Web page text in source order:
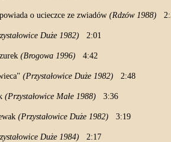
o ucieczce ze zwiadów (Rdzów 1988)
Duże 1982) 2:01
(Brogowa 1996) 4:42
(Przystałowice Duże 1982) 2:48
(Przystałowice Małe 1988) 3:36
(Przystałowice Duże 1982) 3:19
Duże 1984) 2:17